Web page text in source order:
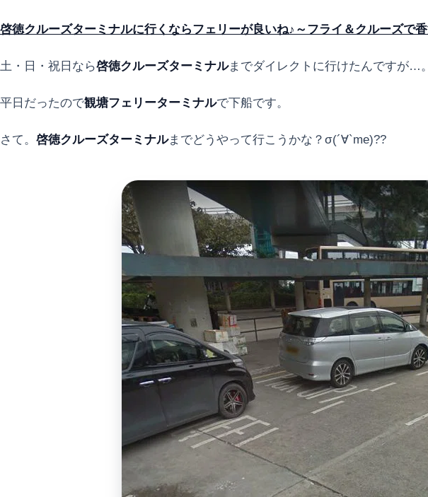
啓徳クルーズターミナルに行くならフェリーが良いね♪～フライ＆クルーズで
土・日・祝日なら啓徳クルーズターミナルまでダイレクトに行けたんですが…
平日だったので観塘フェリーターミナルで下船です。
さて。 啓徳クルーズターミナルまでどうやって行こうかな？σ(´∀`me)??